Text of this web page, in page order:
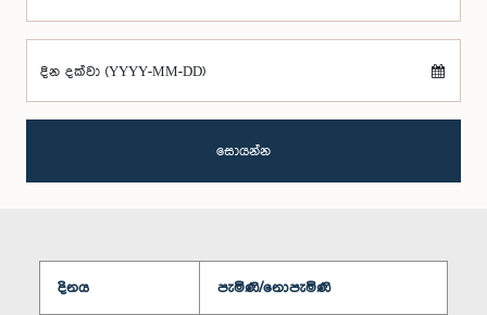
දින දක්වා (YYYY-MM-DD)
සොයන්න
දිනය පැමිණි/නොපැමිණි